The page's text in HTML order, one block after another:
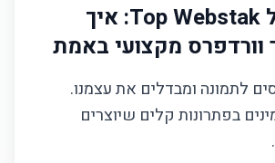
Top Webstak - בנייה וקידום אתרים (מבית עדי פון
הגישה של Top Webstak: איך
וורדפרס מקצועי באמת
לתמונה ומבדלים את עצמנו.
בפתרונות קלים שיוצרים